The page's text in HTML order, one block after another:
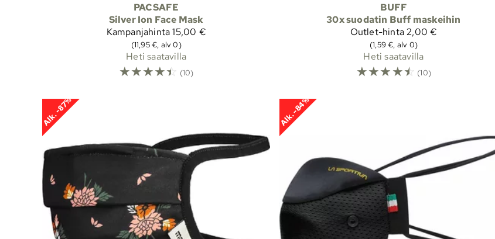
PACSAFE
Silver Ion Face Mask
Kampanjahinta15,00 €
(11,95 €, alv 0)
Heti saatavilla
☆☆☆☆☆ (10)
BUFF
30x suodatin Buff maskeihin
Outlet-hinta2,00 €
(1,59 €, alv 0)
Heti saatavilla
☆☆☆☆☆ (10)
Alk. -87% Alk. -84%